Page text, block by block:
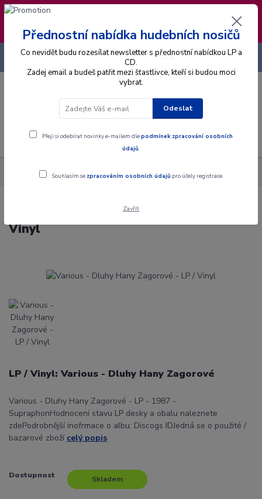
❣️ Od 4.8. do 13.8. čerpám dovolenou. Datum
expedice objednávek se posouvá na pátek
14.8.2026 🐋
Menu
CZK
+420 725 736 293
Alba Gramodesky Various - Dluhy Hany Zagorové - LP / Vinyl
Various - Dluhy Hany Zagorové - LP /
Vinyl
LP / Vinyl: Various - Dluhy Hany Zagorové
Various - Dluhy Hany Zagorové - LP - 1987 -
SupraphonHodnocení stavu LP desky a obalu naleznete
zdePodrobnější inofrmace o albu: Discogs IDJedná se o použité /
bazarové zboží celý popis
Dostupnost Skladem
Přednostní nabídka hudebních nosičů
Co nevidět budu rozesílat newsletter s přednostní nabídkou LP a
CD.
Zadej email a budeš patřit mezi šťastlivce, kteří si budou moci
vybrat.
Odeslat
Přeji si odebírat novinky e-mailem dlepodmínek zpracování osobních
údajů.
Souhlasím se zpracováním osobních údajů pro účely registrace.
Zavřít